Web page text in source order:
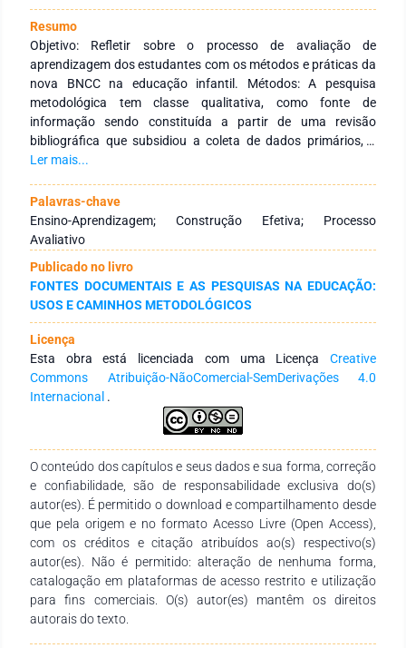
Resumo
Objetivo: Refletir sobre o processo de avaliação de
aprendizagem dos estudantes com os métodos e práticas da
nova BNCC na educação infantil. Métodos: A pesquisa
metodológica tem classe qualitativa, como fonte de
informação sendo constituída a partir de uma revisão
bibliográfica que subsidiou a coleta de dados primários, a
partir de livros, revistas, sites e outros tipos, de forma
anais de eventos relacionados com o tema em estudo
disponíveis em bibliotecas públicas. Resultados: Os
resultados será discorrido sobre os conteúdos abordados na
pesquisa bibliográfica, refletindo sobre a avaliação de
aprendizagem nas séries iniciais, em especifico, e as novas
metodologias e instruções da BNCC sobre avaliação.
Conclusão: A avaliação com as novas instruções da BNCC é
um processo contínuo, não encerrando apenas na avaliação,
mas analisando quais foram os erros e acertos, e a partir
disso, guiar o estudante no seu ensino-aprendizagem.
Ler mais...
Palavras-chave
Ensino-Aprendizagem; Construção Efetiva; Processo
Avaliativo
Publicado no livro
FONTES DOCUMENTAIS E AS PESQUISAS NA EDUCAÇÃO:
USOS E CAMINHOS METODOLÓGICOS
Licença
Esta obra está licenciada com uma Licença Creative
Commons Atribuição-NãoComercial-SemDerivações 4.0
Internacional .
O conteúdo dos capítulos e seus dados e sua forma, correção
e confiabilidade, são de responsabilidade exclusiva do(s)
autor(es). É permitido o download e compartilhamento desde
que pela origem e no formato Acesso Livre (Open Access),
com os créditos e citação atribuídos ao(s) respectivo(s)
autor(es). Não é permitido: alteração de nenhuma forma,
catalogação em plataformas de acesso restrito e utilização
para fins comerciais. O(s) autor(es) mantêm os direitos
autorais do texto.